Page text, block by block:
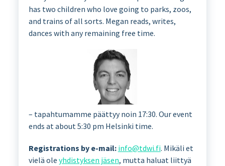
has two children who love going to parks, zoos,
and trains of all sorts. Megan reads, writes,
dances with any remaining free time.
– tapahtumamme päättyy noin 17:30. Our event
ends at about 5:30 pm Helsinki time.
Registrations by e-mail: info@tdwi.fi. Mikäli et
vielä ole yhdistyksen jäsen, mutta haluat liittyä